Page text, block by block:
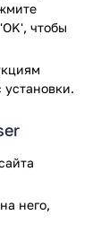
в
чтобы
него,